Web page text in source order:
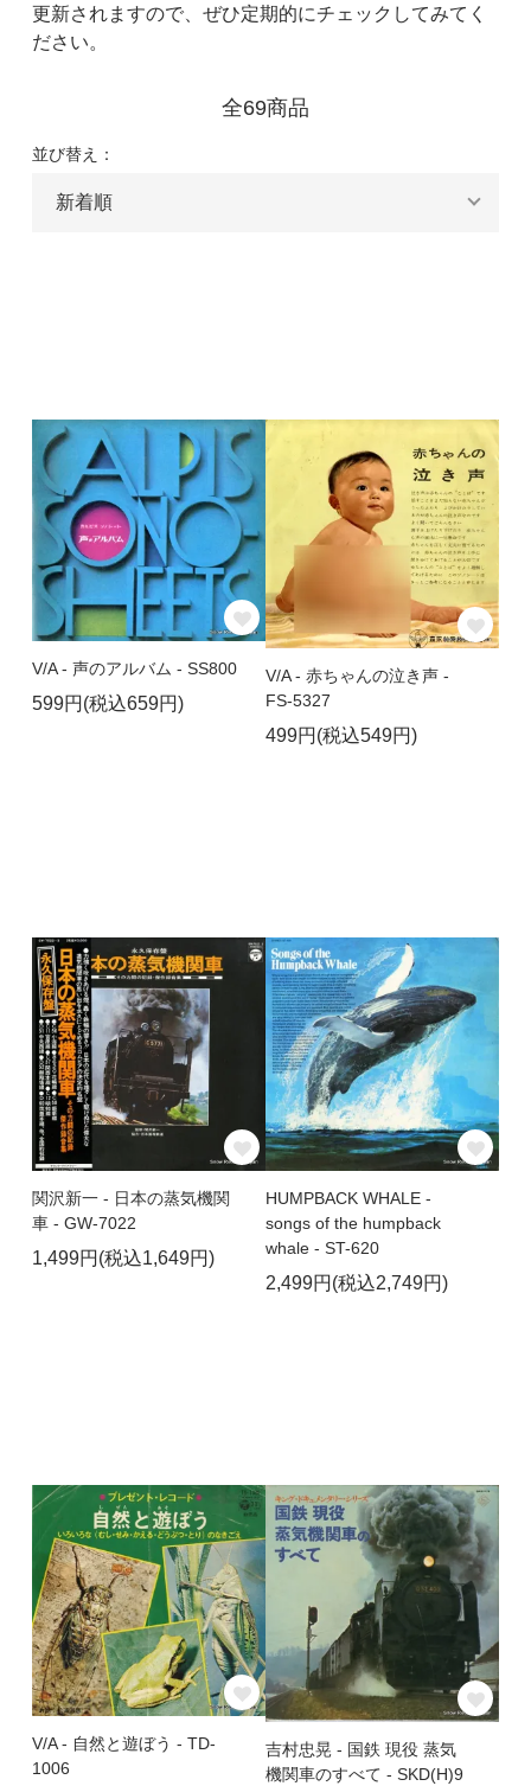
更新されますので、ぜひ定期的にチェックしてみてく
ださい。
全69商品
並び替え：
V/A - 声のアルバム - SS800
599円(税込659円)
V/A - 赤ちゃんの泣き声 -
FS-5327
499円(税込549円)
関沢新一 - 日本の蒸気機関
車 - GW-7022
1,499円(税込1,649円)
HUMPBACK WHALE -
songs of the humpback
whale - ST-620
2,499円(税込2,749円)
V/A - 自然と遊ぼう - TD-
1006
吉村忠晃 - 国鉄 現役 蒸気
機関車のすべて - SKD(H)9